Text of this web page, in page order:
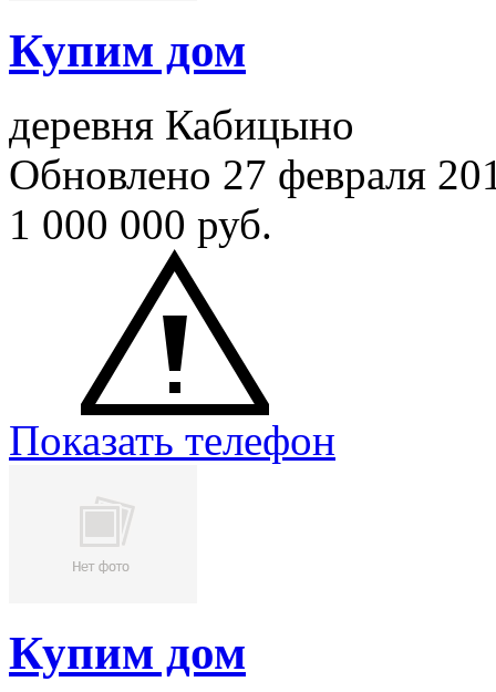
Купим дом
деревня Кабицыно
Обновлено 27 февраля
1 000 000 руб.
Показать телефон
Купим дом